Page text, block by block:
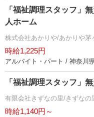
「福祉調理スタッフ」
人ホーム
株式会社あかりや/あかりや茅
時給1,225円
アルバイト・パート / 神奈川
「福祉調理スタッフ」
有限会社きずなの里/きずなの
時給1,140円～